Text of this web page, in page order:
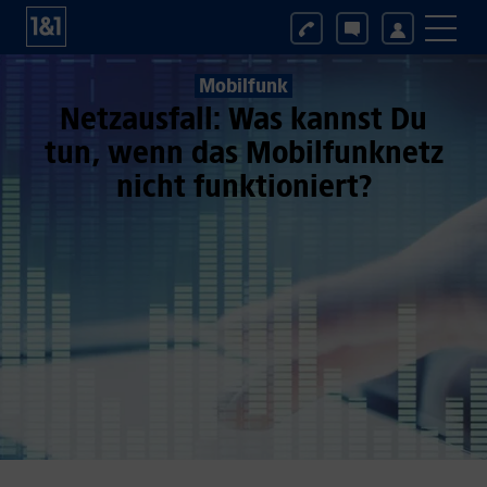
Mobilfunk
Netzausfall: Was kannst Du
tun, wenn das Mobilfunknetz
nicht funktioniert?